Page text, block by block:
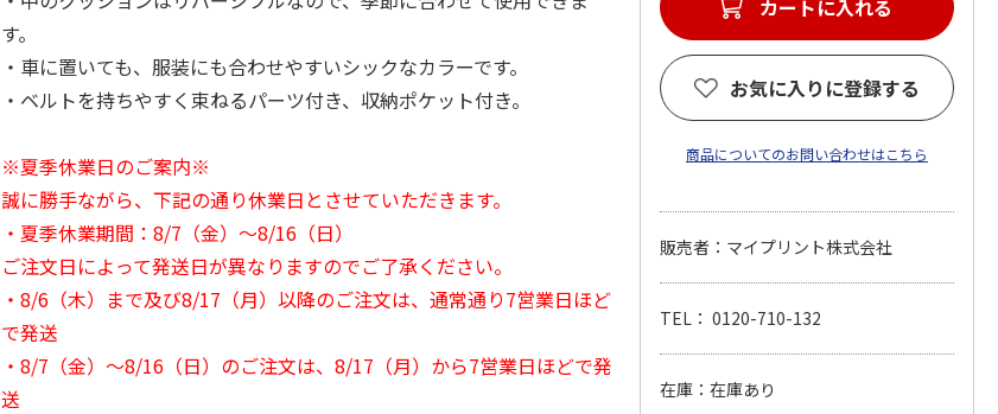
す。
・車に置いても、服装にも合わせやすいシックなカラーです。
・ベルトを持ちやすく束ねるパーツ付き、収納ポケット付き。
※夏季休業日のご案内※
誠に勝手ながら、下記の通り休業日とさせていただきます。
・夏季休業期間：8/7（金）～8/16（日）
ご注文日によって発送日が異なりますのでご了承ください。
・8/6（木）まで及び8/17（月）以降のご注文は、通常通り7営業日ほど
で発送
・8/7（金）～8/16（日）のご注文は、8/17（月）から7営業日ほどで発
送
カートに入れる
お気に入りに登録する
商品についてのお問い合わせはこちら
販売者：マイプリント株式会社
TEL： 0120-710-132
在庫：在庫あり